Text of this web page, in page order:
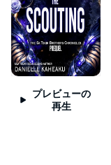
プレビューの
再生